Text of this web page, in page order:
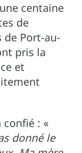
centaine
de
de Port-au-
pris la
et
confié : «
donné le